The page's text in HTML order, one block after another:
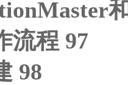
流程 97
98